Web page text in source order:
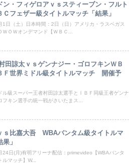
ン・フィゲロアｖｓスティーブン・フルト
フェザー級タイトルマッチ「結果」
1日（土）日本時間：2日（日）アメリカ・ラスベガス
ＷＯＷオンデマンド【ＷＢＣ...
田諒太ｖｓゲンナジー・ゴロフキンＷＢ
Ｆ世界ミドル級タイトルマッチ 開催予
ル級スーパー王者村田諒太選手とＩＢＦ同級王者ゲンナ
フキン選手の統一戦がさいたまス...
ｓ比嘉大吾 WBAバンタム級タイトルマ
」
24日(月)有明アリーナ配信：primevideo【WBAバンタ
ルマッチ】W...